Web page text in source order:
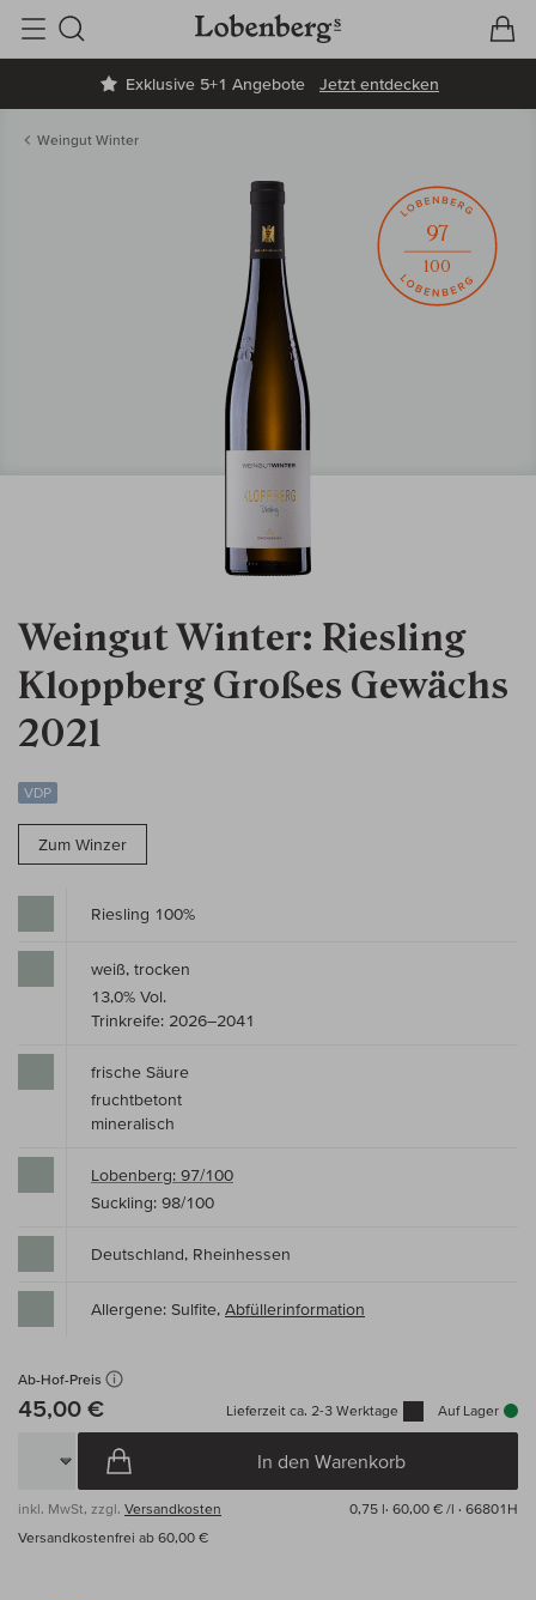
Exklusive 5+1 Angebote Jetzt entdecken
Suche
Weingut Winter
Weingut Winter: Riesling
Kloppberg Großes Gewächs
2021
VDP
Zum Winzer
97
100
Riesling 100%
weiß, trocken
13,0% Vol.
Trinkreife: 2026–2041
frische Säure
fruchtbetont
mineralisch
Lobenberg: 97/100
Suckling: 98/100
Deutschland, Rheinhessen
Allergene: Sulfite, Abfüllerinformation
Ab-Hof-Preis
45,00 € Lieferzeit ca. 2-3 Werktage Auf Lager
In den Warenkorb
inkl. MwSt, zzgl. Versandkosten 0,75 l· 60,00 € /l · 66801H
Versandkostenfrei ab 60,00 €